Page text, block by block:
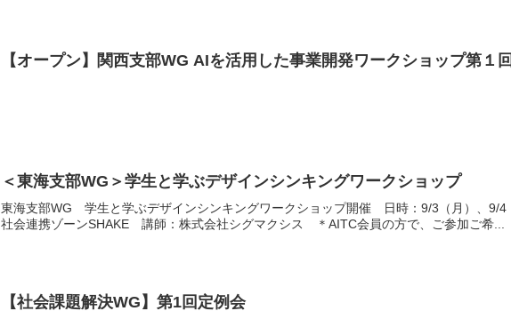
【オープン】関西支部WG AIを活用した事業開発ワークショップ第１回
＜東海支部WG＞学生と学ぶデザインシンキングワークショップ
東海支部WG 学生と学ぶデザインシンキングワークショップ開催 日時：9/3（月）、9/
社会連携ゾーンSHAKE 講師：株式会社シグマクシス ＊AITC会員の方で、ご参加ご希...
【社会課題解決WG】第1回定例会